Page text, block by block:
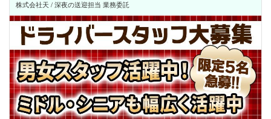
株式会社天 / 深夜の送迎担当 業務委託